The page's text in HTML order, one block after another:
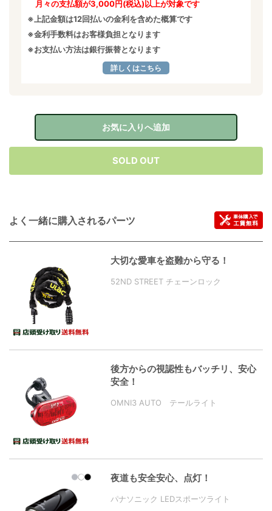
月々の支払額が3,000円(税込)以上が対象です
※上記金額は12回払いの金利を含めた概算です
※金利手数料はお客様負担となります
※お支払い方法は銀行振替となります
詳しくはこちら
お気に入りへ追加
SOLD OUT
よく一緒に購入されるパーツ
大切な愛車を盗難から守る！
52ND STREET チェーンロック
後方からの視認性もバッチリ、安心
安全！
OMNI3 AUTO テールライト
夜道も安全安心、点灯！
パナソニック LEDスポーツライト